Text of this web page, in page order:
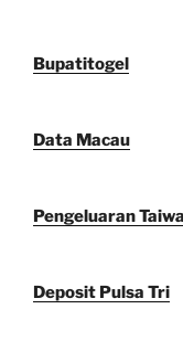
Bupatitogel
Data Macau
Pengeluaran
Deposit Pulsa Tri